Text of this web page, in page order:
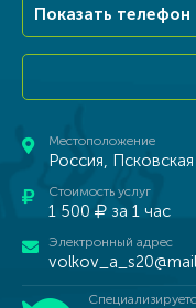
Показать телефон
Местоположение
Россия,
Стоимость услуг
1 500 за 1 час
Электронный адрес